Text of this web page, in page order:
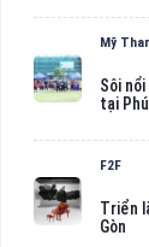
Mỹ
Sôi
tại
F2F
Triển
Gòn